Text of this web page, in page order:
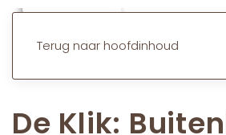
Terug naar hoofdinhoud
De Klik: